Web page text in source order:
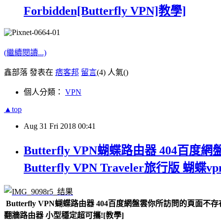
Forbidden[Butterfly VPN]教學]
(繼續閱讀...)
鑫部落 發表在 痞客邦 留言(4) 人氣()
個人分類： VPN
▲top
Aug 31 Fri 2018 00:41
Butterfly VPN蝴蝶路由器 404百度網
Butterfly VPN Traveler旅行版 蝴蝶
Butterfly VPN蝴蝶路由器 404百度網盤雲你所訪問的頁面不
翻牆路由器 小型穩定超可攜![教學]